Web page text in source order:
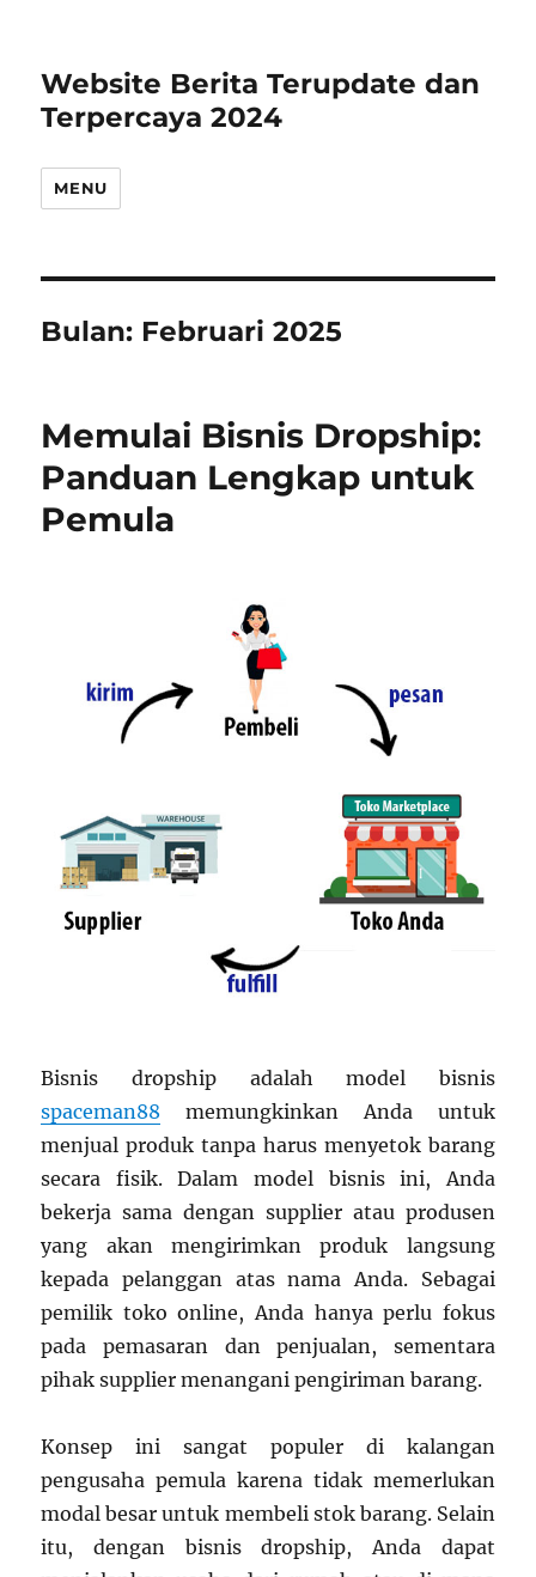
Website Berita Terupdate dan
Terpercaya 2024
MENU
Bulan: Februari 2025
Memulai Bisnis Dropship:
Panduan Lengkap untuk
Pemula
Bisnis dropship adalah model bisnis
spaceman88 memungkinkan Anda untuk
menjual produk tanpa harus menyetok barang
secara fisik. Dalam model bisnis ini, Anda
bekerja sama dengan supplier atau produsen
yang akan mengirimkan produk langsung
kepada pelanggan atas nama Anda. Sebagai
pemilik toko online, Anda hanya perlu fokus
pada pemasaran dan penjualan, sementara
pihak supplier menangani pengiriman barang.
Konsep ini sangat populer di kalangan
pengusaha pemula karena tidak memerlukan
modal besar untuk membeli stok barang. Selain
itu, dengan bisnis dropship, Anda dapat